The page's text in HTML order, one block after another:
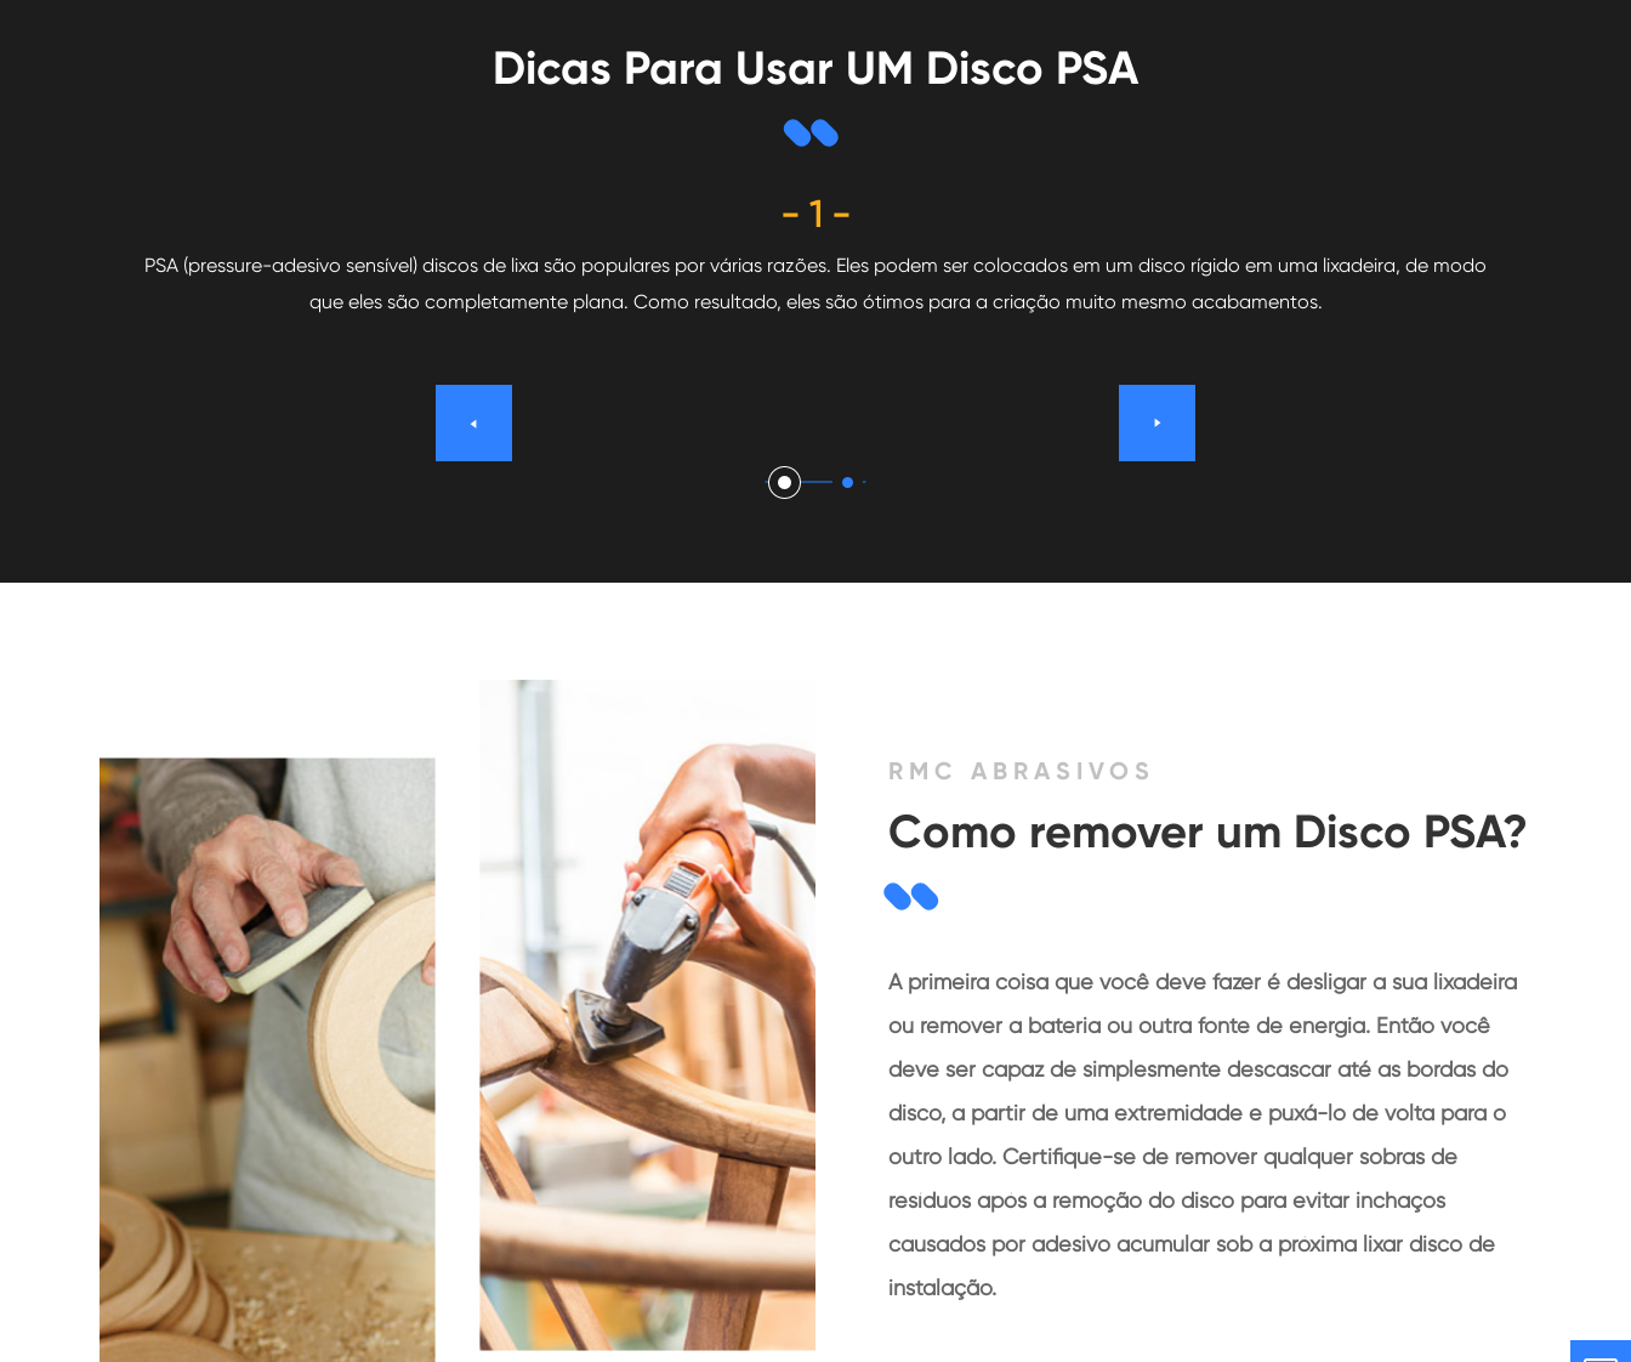
Dicas Para Usar UM Disco PSA
- 1 -
PSA (pressure-adesivo sensível) discos de lixa são populares por várias razões. Eles podem ser colocados em um disco rígido em uma lixadeira, de modo
que eles são completamente plana. Como resultado, eles são ótimos para a criação muito mesmo acabamentos.


RMC ABRASIVOS
Como remover um Disco PSA?
A primeira coisa que você deve fazer é desligar a sua lixadeira
ou remover a bateria ou outra fonte de energia. Então você
deve ser capaz de simplesmente descascar até as bordas do
disco, a partir de uma extremidade e puxá-lo de volta para o
outro lado. Certifique-se de remover qualquer sobras de
resíduos após a remoção do disco para evitar inchaços
causados por adesivo acumular sob a próxima lixar disco de
instalação.